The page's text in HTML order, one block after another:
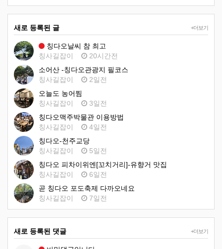
+더보기
새로 등록된 글
칭다오날씨 참 최고
칭사길잡이
20시간전
소어산 -칭다오관광지 필코스
칭사길잡이
2일전
오늘도 농어찜
칭사길잡이
3일전
칭다오맥주박물관 이용방법
칭사길잡이
4일전
칭다오-천주교당
칭사길잡이
5일전
칭다오 피차이위엔[꼬치거리]-유향거 맛집
칭사길잡이
6일전
곧 칭다오 포도축제 다까오네요
칭사길잡이
7일전
+더보기
새로 등록된 댓글